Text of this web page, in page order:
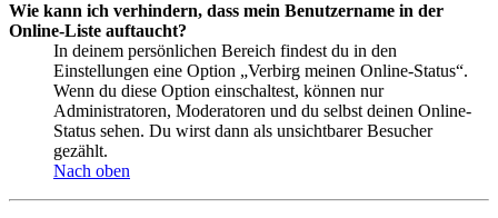
Wie kann ich verhindern, dass mein Benutzername in der
Online-Liste auftaucht?
In deinem persönlichen Bereich findest du in den
Einstellungen eine Option „Verbirg meinen Online-Status“.
Wenn du diese Option einschaltest, können nur
Administratoren, Moderatoren und du selbst deinen Online-
Status sehen. Du wirst dann als unsichtbarer Besucher
gezählt.
Nach oben